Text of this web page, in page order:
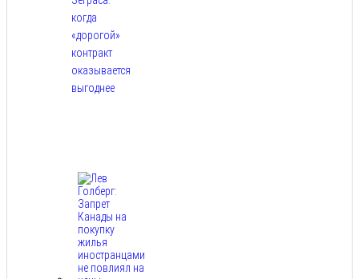
когда
«дорогой»
контракт
оказывается
выгоднее